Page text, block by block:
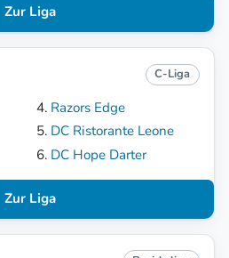
Zur Liga
C-Liga
Razors Edge
DC Ristorante Leone
DC Hope Darter
Zur Liga